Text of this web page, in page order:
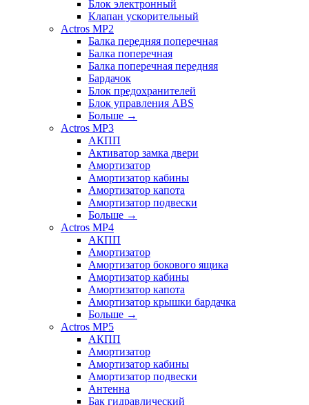
Блок электронный
Клапан ускорительный
Actros MP2
Балка передняя поперечная
Балка поперечная
Балка поперечная передняя
Бардачок
Блок предохранителей
Блок управления ABS
Больше →
Actros MP3
АКПП
Активатор замка двери
Амортизатор
Амортизатор кабины
Амортизатор капота
Амортизатор подвески
Больше →
Actros MP4
АКПП
Амортизатор
Амортизатор бокового ящика
Амортизатор кабины
Амортизатор капота
Амортизатор крышки бардачка
Больше →
Actros MP5
АКПП
Амортизатор
Амортизатор кабины
Амортизатор подвески
Антенна
Бак гидравлический